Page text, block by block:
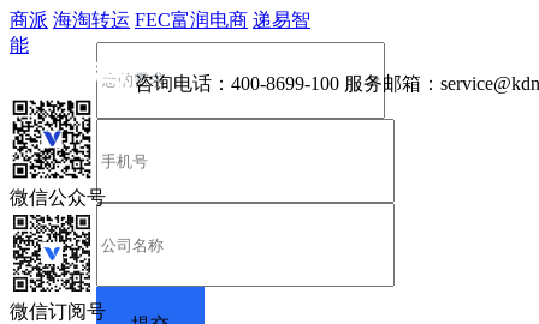
商派 海淘转运 FEC富润电商 递易智
能
咨询电话： 400-8699-100 服务邮箱：
微信公众号
微信订阅号